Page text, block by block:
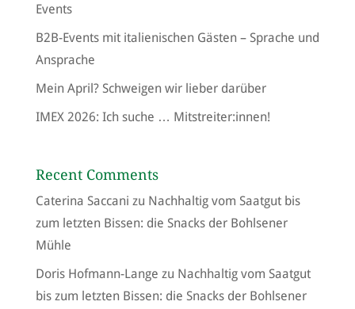
Events
B2B-Events mit italienischen Gästen – Sprache und
Ansprache
Mein April? Schweigen wir lieber darüber
IMEX 2026: Ich suche … Mitstreiter:innen!
Recent Comments
Caterina Saccani zu Nachhaltig vom Saatgut bis
zum letzten Bissen: die Snacks der Bohlsener
Mühle
Doris Hofmann-Lange zu Nachhaltig vom Saatgut
bis zum letzten Bissen: die Snacks der Bohlsener